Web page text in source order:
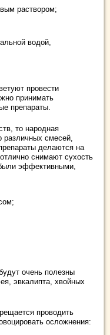
раствором;
водой,
провести
принимать
препараты.
то народная
различных смесей,
делаются на
снимают сухость
эффективными,
очень полезны
эвкалипта, хвойных
проводить
осложнения: